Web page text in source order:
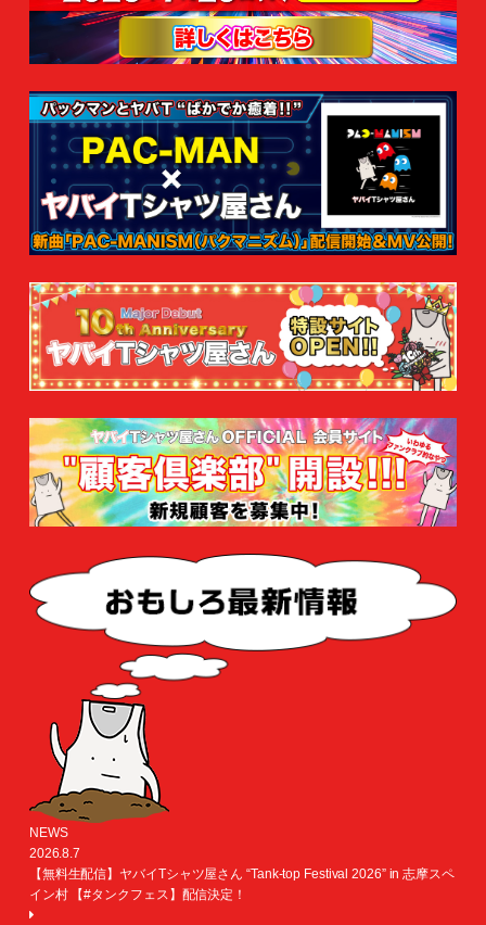
NEWS
2026.8.7
【無料生配信】ヤバイTシャツ屋さん “Tank-top Festival 2026” in 志摩スペ
イン村 【#タンクフェス】配信決定！